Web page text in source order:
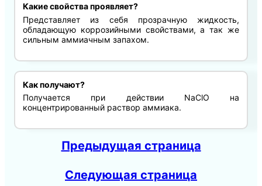
Какие свойства проявляет?
Представляет из себя прозрачную жидкость,
обладающую коррозийными свойствами, а так же
сильным аммиачным запахом.
Как получают?
Получается при действии NaClO на
концентрированный раствор аммиака.
Предыдущая страница
Следующая страница